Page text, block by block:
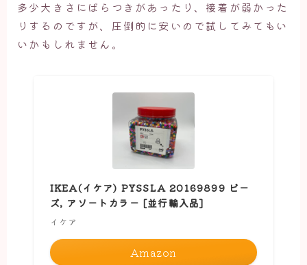
多少大きさにばらつきがあったり、接着が弱かった
りするのですが、圧倒的に安いので試してみてもい
いかもしれません。
IKEA(イケア) PYSSLA 20169899 ビー
ズ, アソートカラー [並行輸入品]
イケア
Amazon